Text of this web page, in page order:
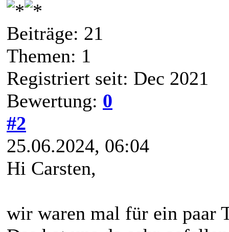
Beiträge: 21
Themen: 1
Registriert seit: Dec 2021
Bewertung: 0
#2
25.06.2024, 06:04
Hi Carsten,
wir waren mal für ein paar